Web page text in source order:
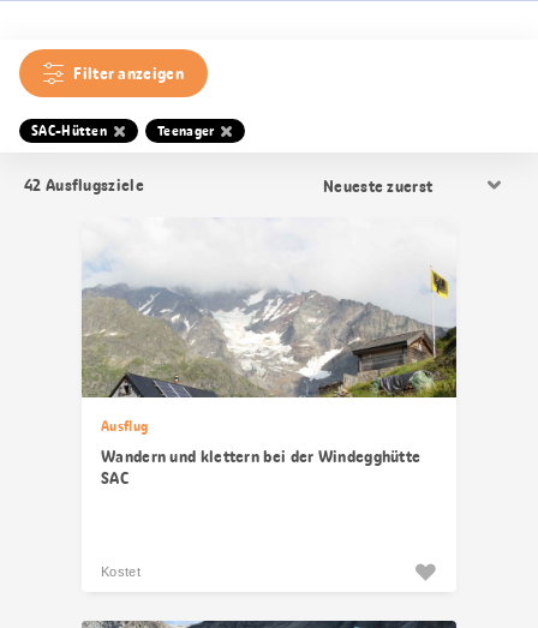
Filter anzeigen
SAC-Hütten Teenager
42 Ausflugsziele
Sortierung
Ausflug
Wandern und klettern bei der Windegghütte
SAC
Kostet